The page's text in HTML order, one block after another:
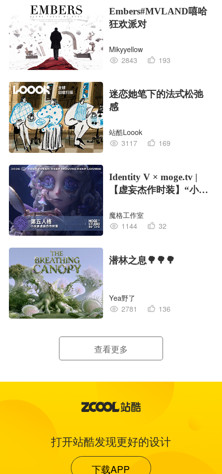
Embers#MVLAND嘻哈
狂欢派对
Mikyyellow
2843
193
迷恋她笔下的法式松弛
感
站酷Loook
3117
169
Identity V × moge.tv |
【虚妄杰作时装】“小女
魔格工作室
1144
32
潜林之息🌳🌳🌳
Yea野了
2781
136
查看更多
打开站酷发现更好的设计
下载APP